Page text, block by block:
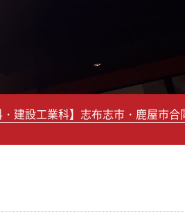
・建設工業科】志布志市・鹿屋市